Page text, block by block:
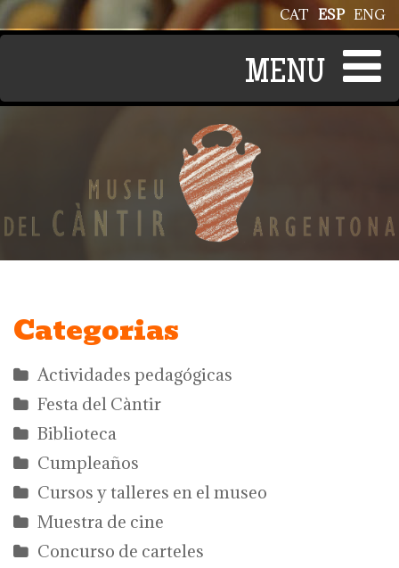
Pasar al contenido principal ENG
ESP
CAT
Categorias
Actividades pedagógicas
Festa del Càntir
Biblioteca
Cumpleaños
Cursos y talleres en el museo
Muestra de cine
Concurso de carteles